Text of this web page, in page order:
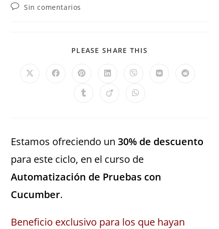
Sin comentarios
PLEASE SHARE THIS
Estamos ofreciendo un30% de descuento
para este ciclo, en el curso de
Automatización de Pruebas con
Cucumber.
Beneficio exclusivo para los que hayan